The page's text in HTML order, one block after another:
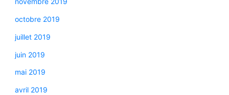
octobre 2019
juillet 2019
juin 2019
mai 2019
avril 2019